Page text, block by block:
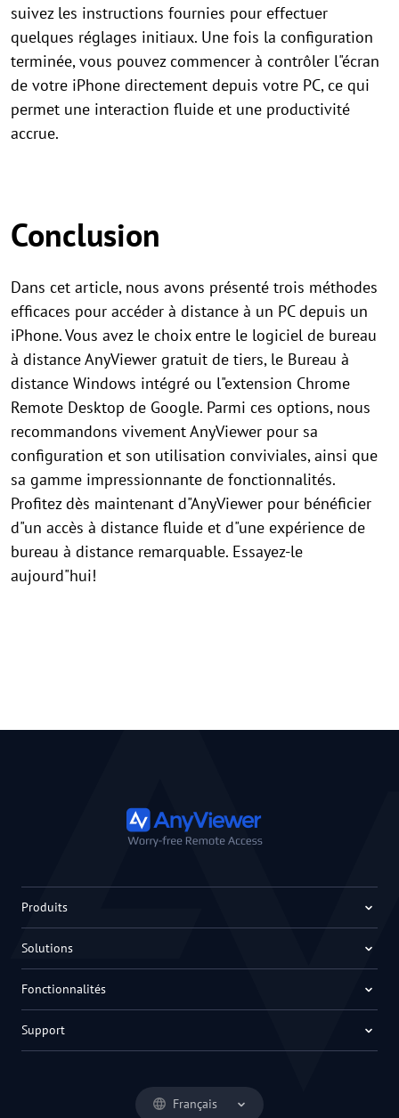
suivez les instructions fournies pour effectuer
quelques réglages initiaux. Une fois la configuration
terminée, vous pouvez commencer à contrôler l"écran
de votre iPhone directement depuis votre PC, ce qui
permet une interaction fluide et une productivité
accrue.
Conclusion
Dans cet article, nous avons présenté trois méthodes
efficaces pour accéder à distance à un PC depuis un
iPhone. Vous avez le choix entre le logiciel de bureau
à distance AnyViewer gratuit de tiers, le Bureau à
distance Windows intégré ou l"extension Chrome
Remote Desktop de Google. Parmi ces options, nous
recommandons vivement AnyViewer pour sa
configuration et son utilisation conviviales, ainsi que
sa gamme impressionnante de fonctionnalités.
Profitez dès maintenant d"AnyViewer pour bénéficier
d"un accès à distance fluide et d"une expérience de
bureau à distance remarquable. Essayez-le
aujourd"hui!
Français
Produits
Solutions
Fonctionnalités
Support